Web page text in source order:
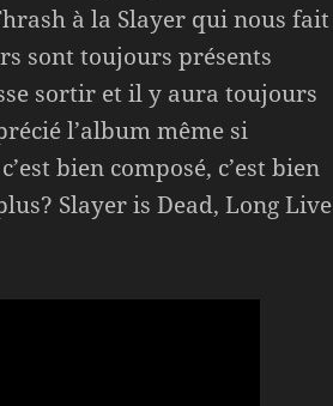
à la Slayer qui nous fait
sont toujours présents
sortir et il y aura toujours
l’album même si
bien composé, c’est bien
Slayer is Dead, Long Live